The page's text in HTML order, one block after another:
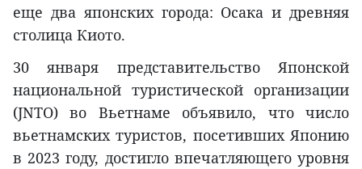
еще два японских города: Осака и древняя
столица Киото.
30 января представительство Японской
национальной туристической организации
(JNTO) во Вьетнаме объявило, что число
вьетнамских туристов, посетивших Японию
в 2023 году, достигло впечатляющего уровня